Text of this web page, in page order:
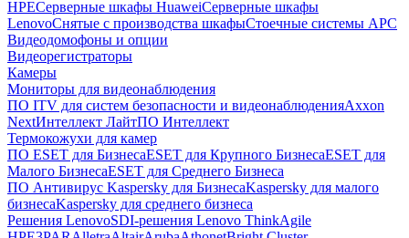
HPEСерверные шкафы HuaweiСерверные шкафы
LenovoСнятые с производства шкафыСтоечные системы APC
Видеодомофоны и опции
Видеорегистраторы
Камеры
Мониторы для видеонаблюдения
ПО ITV для систем безопасности и видеонаблюденияAxxon
NextИнтеллект ЛайтПО Интеллект
Термокожухи для камер
ПО ESET для БизнесаESET для Крупного БизнесаESET для
Малого БизнесаESET для Среднего Бизнеса
ПО Антивирус Kaspersky для БизнесаKaspersky для малого
бизнесаKaspersky для среднего бизнеса
Решения LenovoSDI-решения Lenovo ThinkAgile